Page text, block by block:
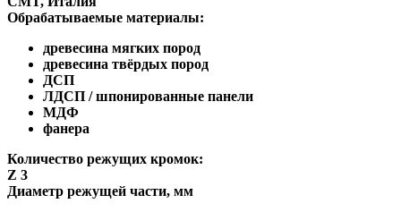
Обрабатываемые материалы:
древесина мягких пород
древесина твёрдых пород
ДСП
ЛДСП / шпонированные панели
МДФ
фанера
Количество режущих кромок:
Z 3
Диаметр режущей части, мм